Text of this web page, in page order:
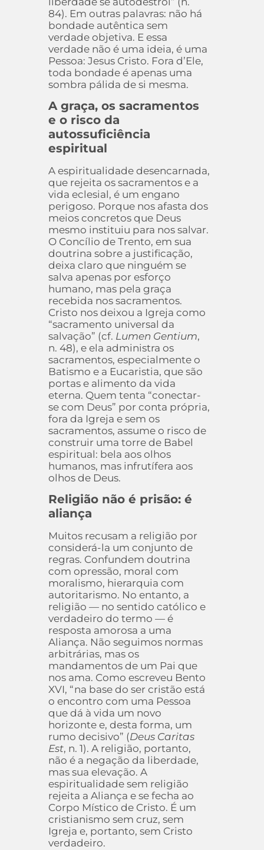
84). Em outras palavras: não há
bondade autêntica sem
verdade objetiva. E essa
verdade não é uma ideia, é uma
Pessoa: Jesus Cristo. Fora d’Ele,
toda bondade é apenas uma
sombra pálida de si mesma.
A graça, os sacramentos
e o risco da
autossuficiência
espiritual
A espiritualidade desencarnada,
que rejeita os sacramentos e a
vida eclesial, é um engano
perigoso. Porque nos afasta dos
meios concretos que Deus
mesmo instituiu para nos salvar.
O Concílio de Trento, em sua
doutrina sobre a justificação,
deixa claro que ninguém se
salva apenas por esforço
humano, mas pela graça
recebida nos sacramentos.
Cristo nos deixou a Igreja como
“sacramento universal da
salvação” (cf. Lumen Gentium,
n. 48), e ela administra os
sacramentos, especialmente o
Batismo e a Eucaristia, que são
portas e alimento da vida
eterna. Quem tenta “conectar-
se com Deus” por conta própria,
fora da Igreja e sem os
sacramentos, assume o risco de
construir uma torre de Babel
espiritual: bela aos olhos
humanos, mas infrutífera aos
olhos de Deus.
Religião não é prisão: é
aliança
Muitos recusam a religião por
considerá-la um conjunto de
regras. Confundem doutrina
com opressão, moral com
moralismo, hierarquia com
autoritarismo. No entanto, a
religião — no sentido católico e
verdadeiro do termo — é
resposta amorosa a uma
Aliança. Não seguimos normas
arbitrárias, mas os
mandamentos de um Pai que
nos ama. Como escreveu Bento
XVI, “na base do ser cristão está
o encontro com uma Pessoa
que dá à vida um novo
horizonte e, desta forma, um
rumo decisivo” (Deus Caritas
Est, n. 1). A religião, portanto,
não é a negação da liberdade,
mas sua elevação. A
espiritualidade sem religião
rejeita a Aliança e se fecha ao
Corpo Místico de Cristo. É um
cristianismo sem cruz, sem
Igreja e, portanto, sem Cristo
verdadeiro.